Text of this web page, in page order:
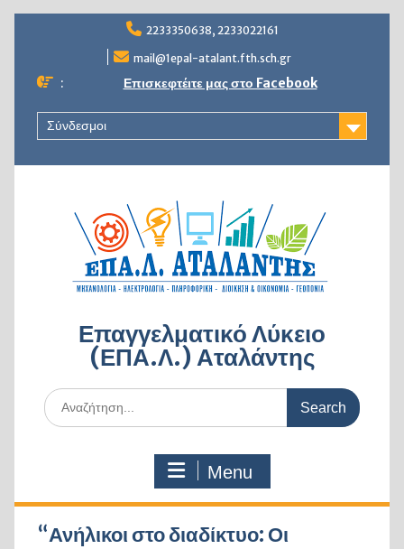
2233350638, 2233022161
mail@1epal-atalant.fth.sch.gr
: Επισκεφτέιτε μας στο Facebook
Σύνδεσμοι
Επαγγελματικό Λύκειο
(ΕΠΑ.Λ.) Αταλάντης
Search
for:
Menu
“Ανήλικοι στο διαδίκτυο: Οι